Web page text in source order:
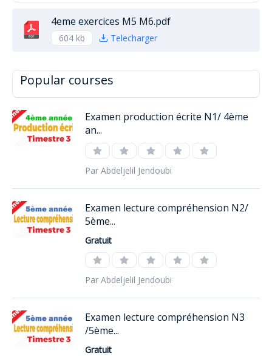
4eme exercices M5 M6.pdf
604 kb Telecharger
Popular courses
Examen production écrite N1/ 4ème
an...
Par Abdeljelil Jendoubi
Examen lecture compréhension N2/
5ème...
Gratuit
Par Abdeljelil Jendoubi
Examen lecture compréhension N3
/5ème...
Gratuit